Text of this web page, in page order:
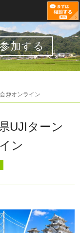
加する
@オンライン
UJIターン
ン